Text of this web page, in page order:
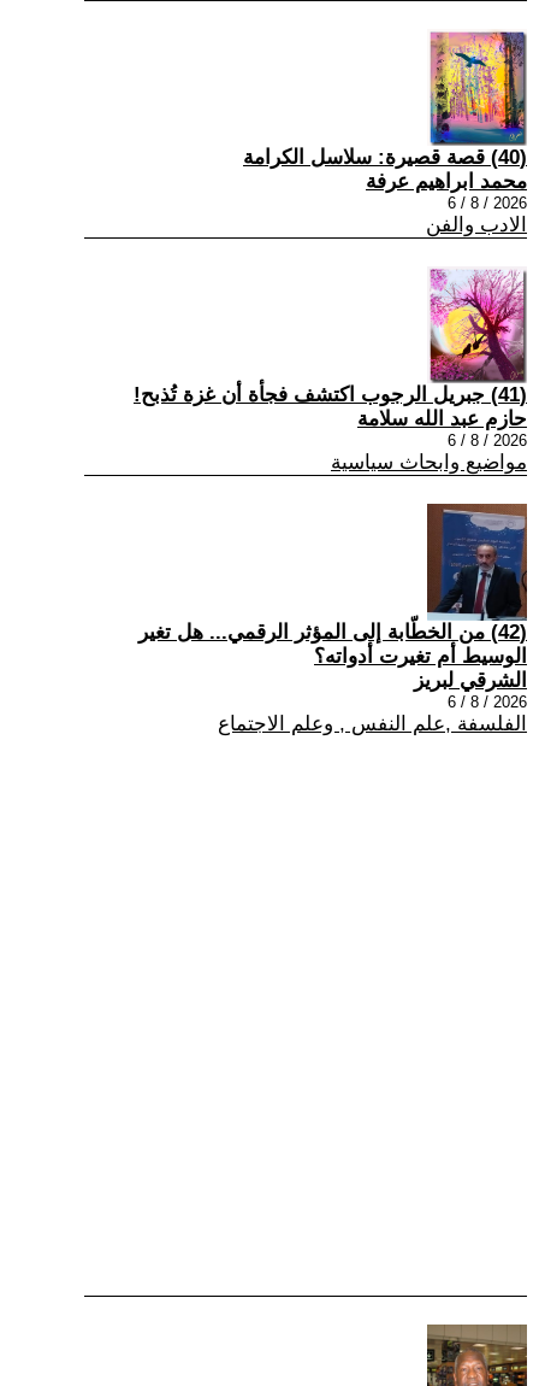
(40) قصة قصيرة: سلاسل الكرامة
محمد ابراهيم عرفة
2026 / 8 / 6
الادب والفن
(41) جبريل الرجوب اكتشف فجأة أن غزة تُذبح!
حازم عبد الله سلامة
2026 / 8 / 6
مواضيع وابحاث سياسية
(42) من الخطّابة إلى المؤثر الرقمي... هل تغير
الوسيط أم تغيرت أدواته؟
الشرقي لبريز
2026 / 8 / 6
الفلسفة ,علم النفس , وعلم الاجتماع